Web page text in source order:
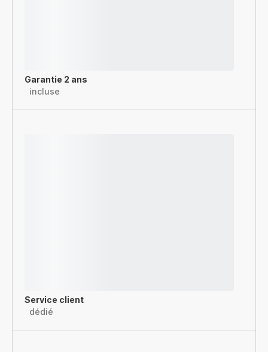
Garantie 2 ans
incluse
Service client
dédié